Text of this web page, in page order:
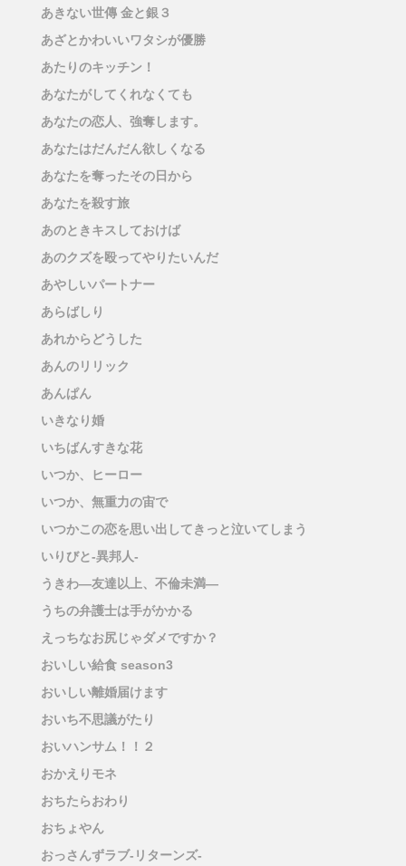
あきない世傳 金と銀３
あざとかわいいワタシが優勝
あたりのキッチン！
あなたがしてくれなくても
あなたの恋人、強奪します。
あなたはだんだん欲しくなる
あなたを奪ったその日から
あなたを殺す旅
あのときキスしておけば
あのクズを殴ってやりたいんだ
あやしいパートナー
あらばしり
あれからどうした
あんのリリック
あんぱん
いきなり婚
いちばんすきな花
いつか、ヒーロー
いつか、無重力の宙で
いつかこの恋を思い出してきっと泣いてしまう
いりびと-異邦人-
うきわ―友達以上、不倫未満―
うちの弁護士は手がかかる
えっちなお尻じゃダメですか？
おいしい給食 season3
おいしい離婚届けます
おいち不思議がたり
おいハンサム！！２
おかえりモネ
おちたらおわり
おちょやん
おっさんずラブ-リターンズ-